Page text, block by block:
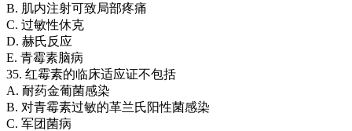
B. 肌内注射可致局部疼痛
C. 过敏性休克
D. 赫氏反应
E. 青霉素脑病
35. 红霉素的临床适应证不包括
A. 耐药金葡菌感染
B. 对青霉素过敏的革兰氏阳性菌感染
C. 军团菌病